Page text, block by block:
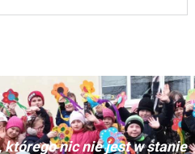
którego nic nie jest w stanie